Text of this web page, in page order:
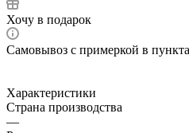
Хочу в подарок
Самовывоз с примеркой в
Характеристики
Страна производства
—